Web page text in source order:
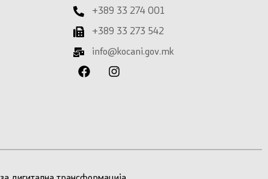
+389 33 274 001
+389 33 273 542
info@kocani.gov.mk